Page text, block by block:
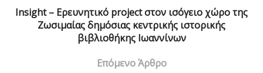
Insight – Ερευνητικό project στον ισόγειο χώρο της
Ζωσιμαίας δημόσιας κεντρικής ιστορικής
βιβλιοθήκης Ιωαννίνων
Επόμενο Άρθρο